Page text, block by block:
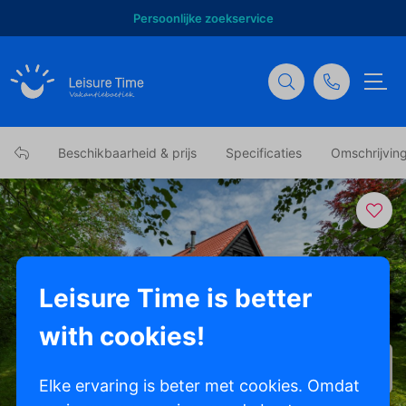
Persoonlijke zoekservice
Beschikbaarheid & prijs Specificaties
Leisure Time is better
with cookies!
Elke ervaring is beter met cookies. Omdat